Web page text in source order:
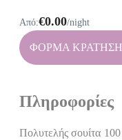
Από:€0.00/night
ΦΟΡΜΑ
Πληροφορίες
Πολυτελής σουίτα